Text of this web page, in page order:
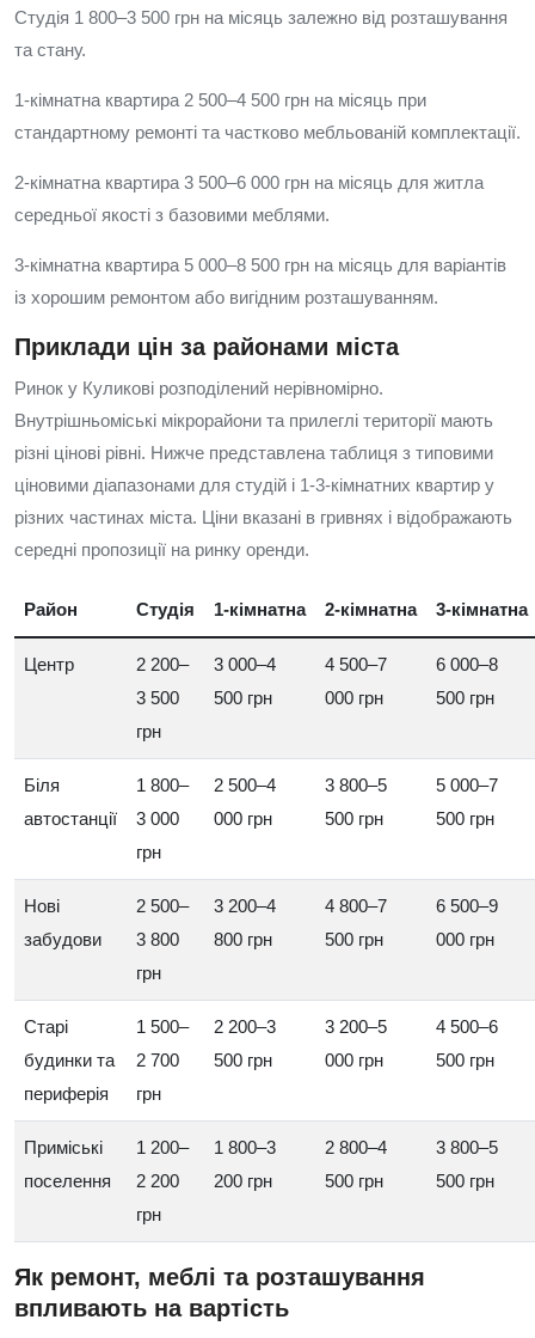
Студія 1 800–3 500 грн на місяць залежно від розташування
та стану.
1‑кімнатна квартира 2 500–4 500 грн на місяць при
стандартному ремонті та частково мебльованій комплектації.
2‑кімнатна квартира 3 500–6 000 грн на місяць для житла
середньої якості з базовими меблями.
3‑кімнатна квартира 5 000–8 500 грн на місяць для варіантів
із хорошим ремонтом або вигідним розташуванням.
Приклади цін за районами міста
Ринок у Куликові розподілений нерівномірно.
Внутрішньоміські мікрорайони та прилеглі території мають
різні цінові рівні. Нижче представлена таблиця з типовими
ціновими діапазонами для студій і 1‑3‑кімнатних квартир у
різних частинах міста. Ціни вказані в гривнях і відображають
середні пропозиції на ринку оренди.
Район Студія 1‑кімнатна 2‑кімнатна 3‑кімнатна
Центр
2 200–
3 500
грн
3 000–4
500 грн
4 500–7
000 грн
6 000–8
500 грн
Біля
автостанції
1 800–
3 000
грн
2 500–4
000 грн
3 800–5
500 грн
5 000–7
500 грн
Нові
забудови
2 500–
3 800
грн
3 200–4
800 грн
4 800–7
500 грн
6 500–9
000 грн
Старі
будинки та
периферія
1 500–
2 700
грн
2 200–3
500 грн
3 200–5
000 грн
4 500–6
500 грн
Приміські
поселення
1 200–
2 200
грн
1 800–3
200 грн
2 800–4
500 грн
3 800–5
500 грн
Як ремонт, меблі та розташування
впливають на вартість